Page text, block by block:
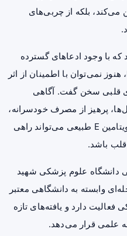
می‌کند، بلکه از چربی‌های
که با وجود ادعاهای گسترده
درباره خاصیت محافظتی ویتامین E، هنوز نمی‌توان با اطمینان از اثر
قلبی سخن گفت. آگاهی
پرهیز از مصرف خودسرانه،
و ترویج رژیم‌های غذایی سرشار از ویتامین E طبیعی می‌تواند راهی
باشد.
دانشگاه علوم پزشکی شهید
وابسته به دانشگاهی معتبر
دارد و یافته‌های تازه
علمی قرار می‌دهد.